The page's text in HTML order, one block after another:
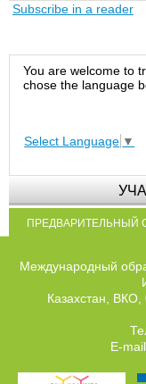
Subscribe in a reader
You are welcome to
chose the language
Select Language ▼
ПРЕДВАРИТЕЛЬНЫЙ
Международный
Казахстан, ВКО,
E-